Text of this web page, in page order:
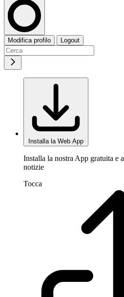
Modifica profilo Logout
Installa la Web App
Installa la nostra App gratuita e
notizie
Tocca